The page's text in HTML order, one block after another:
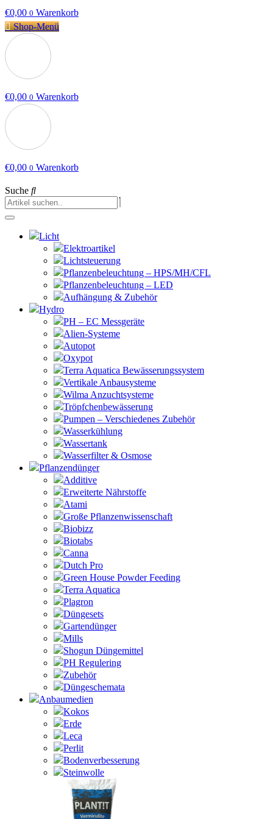
€0,00 0 Warenkorb
Shop-Menü
€0,00 0 Warenkorb
€0,00 0 Warenkorb
Suche
Licht
Elektroartikel
Lichtsteuerung
Pflanzenbeleuchtung – HPS/MH/CFL
Pflanzenbeleuchtung – LED
Aufhängung & Zubehör
Hydro
PH – EC Messgeräte
Alien-Systeme
Autopot
Oxypot
Terra Aquatica Bewässerungssystem
Vertikale Anbausysteme
Wilma Anzuchtsysteme
Tröpfchenbewässerung
Pumpen – Verschiedenes Zubehör
Wasserkühlung
Wassertank
Wasserfilter & Osmose
Pflanzendünger
Additive
Erweiterte Nährstoffe
Atami
Große Pflanzenwissenschaft
Biobizz
Biotabs
Canna
Dutch Pro
Green House Powder Feeding
Terra Aquatica
Plagron
Düngesets
Gartendünger
Mills
Shogun Düngemittel
PH Regulering
Zubehör
Düngeschemata
Anbaumedien
Kokos
Erde
Leca
Perlit
Bodenverbesserung
Steinwolle